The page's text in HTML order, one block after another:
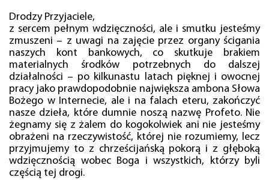
Drodzy Przyjaciele,
z sercem pełnym wdzięczności, ale i smutku jesteśmy
zmuszeni – z uwagi na zajęcie przez organy ścigania
naszych kont bankowych, co skutkuje brakiem
materialnych środków potrzebnych do dalszej
działalności – po kilkunastu latach pięknej i owocnej
pracy jako prawdopodobnie największa ambona Słowa
Bożego w Internecie, ale i na falach eteru, zakończyć
nasze dzieła, które dumnie noszą nazwę Profeto. Nie
żegnamy się z żalem do kogokolwiek ani nie jesteśmy
obrażeni na rzeczywistość, której nie rozumiemy, lecz
przyjmujemy to z chrześcijańską pokorą i z głęboką
wdzięcznością wobec Boga i wszystkich, którzy byli
częścią tej drogi.